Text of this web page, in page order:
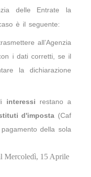
delle Entrate la
è il seguente:
all’Agenzia
i dati corretti, se il
la dichiarazione
interessi restano a
d'imposta (Caf
della sola
Mercoledì, 15 Aprile